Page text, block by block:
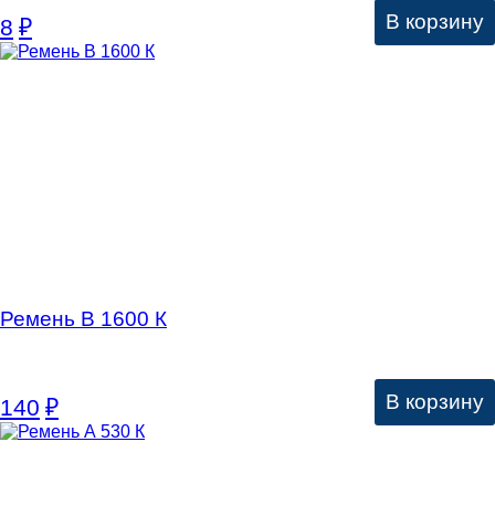
8 ₽ В корзину
Ремень В 1600 К
140 ₽ В корзину